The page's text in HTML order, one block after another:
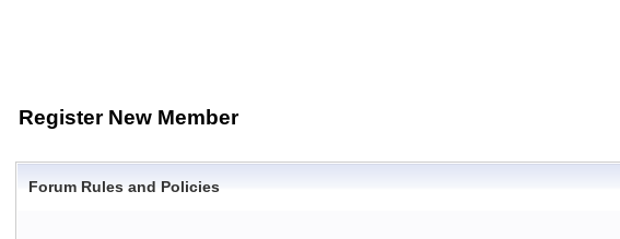
Register New Member
Forum Rules and Policies